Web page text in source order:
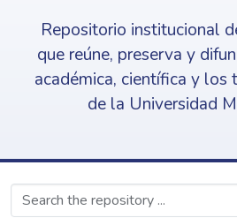
Repositorio institucional
que reúne, preserva y
académica, científica y los
de la Universidad